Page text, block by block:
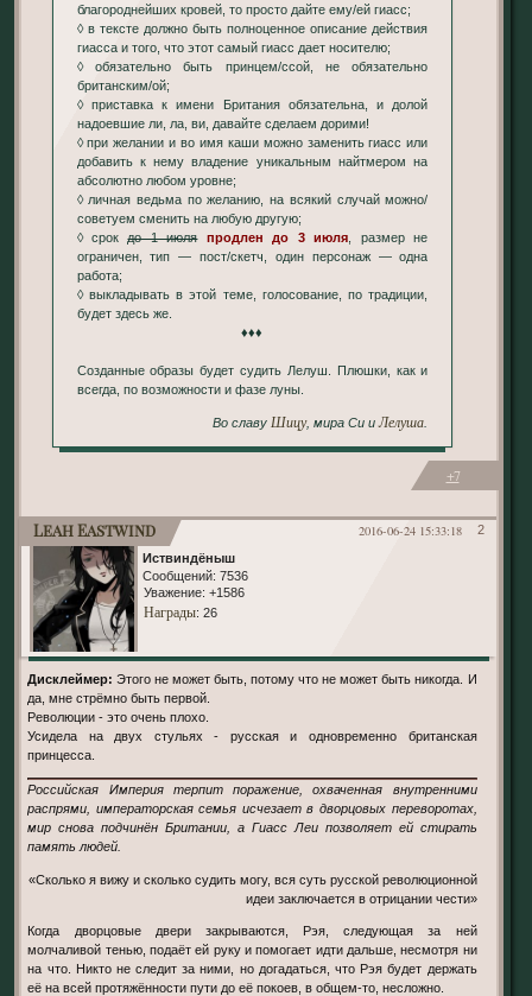
благороднейших кровей, то просто дайте ему/ей гиасс;
◊ в тексте должно быть полноценное описание действия
гиасса и того, что этот самый гиасс дает носителю;
◊ обязательно быть принцем/ссой, не обязательно
британским/ой;
◊ приставка к имени Британия обязательна, и долой
надоевшие ли, ла, ви, давайте сделаем дорими!
◊ при желании и во имя каши можно заменить гиасс или
добавить к нему владение уникальным найтмером на
абсолютно любом уровне;
◊ личная ведьма по желанию, на всякий случай можно/
советуем сменить на любую другую;
◊ срокдо 1 июляпродлен до 3 июля , размер не
ограничен, тип — пост/скетч, один персонаж — одна
работа;
◊ выкладывать в этой теме, голосование, по традиции,
будет здесь же.
♦♦♦
Созданные образы будет судить Лелуш. Плюшки, как и
всегда, по возможности и фазе луны.
Во славуШицу, мира Си иЛелуша.
+7
2
2016-06-24 15:33:18
Leah Eastwind
Иствиндёныш
Сообщений: 7536
Уважение: +1586
Награды: 26
Дисклеймер: Этого не может быть, потому что не может быть никогда. И
да, мне стрёмно быть первой.
Революции - это очень плохо.
Усидела на двух стульях - русская и одновременно британская
принцесса.
Российская Империя терпит поражение, охваченная внутренними
распрями, императорская семья исчезает в дворцовых переворотах,
мир снова подчинён Британии, а Гиасс Леи позволяет ей стирать
память людей.
«Сколько я вижу и сколько судить могу, вся суть русской революционной
идеи заключается в отрицании чести»
Когда дворцовые двери закрываются, Рэя, следующая за ней
молчаливой тенью, подаёт ей руку и помогает идти дальше, несмотря ни
на что. Никто не следит за ними, но догадаться, что Рэя будет держать
её на всей протяжённости пути до её покоев, в общем-то, несложно.